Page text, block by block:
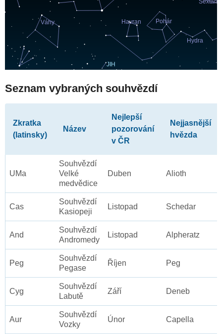
Seznam vybraných souhvězdí
Zkratka
(latinsky)
Název
Nejlepší
pozorování
v ČR
Nejjasnější
hvězda
UMa
Souhvězdí
Velké
medvědice
Duben Alioth
Cas
Souhvězdí
Kasiopeji
Listopad Schedar
And
Souhvězdí
Andromedy
Listopad Alpheratz
Peg
Souhvězdí
Pegase
Říjen Peg
Cyg
Souhvězdí
Labutě
Září Deneb
Aur
Souhvězdí
Vozky
Únor Capella